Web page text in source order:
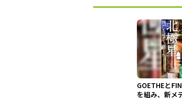
GOETHEと
を組み、新メ